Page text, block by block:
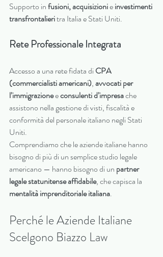
Supporto in fusioni, acquisizioni e investimenti
transfrontalieri tra Italia e Stati Uniti.
Rete Professionale Integrata
Accesso a una rete fidata di CPA
(commercialisti americani), avvocati per
l’immigrazione e consulenti d’impresa che
assistono nella gestione di visti, fiscalità e
conformità del personale italiano negli Stati
Uniti.
Comprendiamo che le aziende italiane hanno
bisogno di più di un semplice studio legale
americano — hanno bisogno di un partner
legale statunitense affidabile, che capisca la
mentalità imprenditoriale italiana.
Perché le Aziende Italiane
Scelgono Biazzo Law